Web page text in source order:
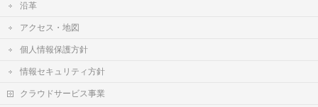
沿革
アクセス・地図
個人情報保護方針
情報セキュリティ方針
クラウドサービス事業